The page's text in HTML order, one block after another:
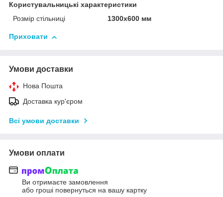
Користувальницькі характеристики
Розмір стільниці
1300х600 мм
Приховати
Умови доставки
Нова Пошта
Доставка кур'єром
Всі умови доставки
Умови оплати
Ви отримаєте замовлення
або гроші повернуться на вашу картку